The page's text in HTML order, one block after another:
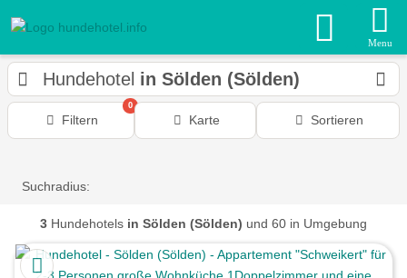
Menu
Hundehotel in Sölden (Sölden)
Filtern
0
Karte Sortieren
Suchradius:
3 Hundehotels in Sölden (Sölden) und 60 in Umgebung